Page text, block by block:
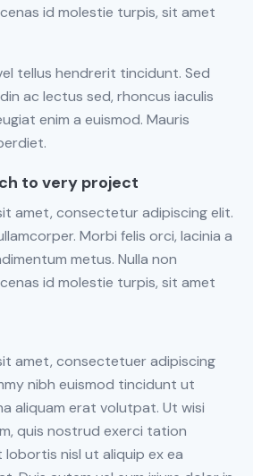
id molestie turpis, sit amet
tellus hendrerit tincidunt. Sed
ac lectus sed, rhoncus iaculis
enim a euismod. Mauris
to very project
amet, consectetur adipiscing elit.
Morbi felis orci, lacinia a
metus. Nulla non
id molestie turpis, sit amet
amet, consectetuer adipiscing
nibh euismod tincidunt ut
aliquam erat volutpat. Ut wisi
quis nostrud exerci tation
nisl ut aliquip ex ea